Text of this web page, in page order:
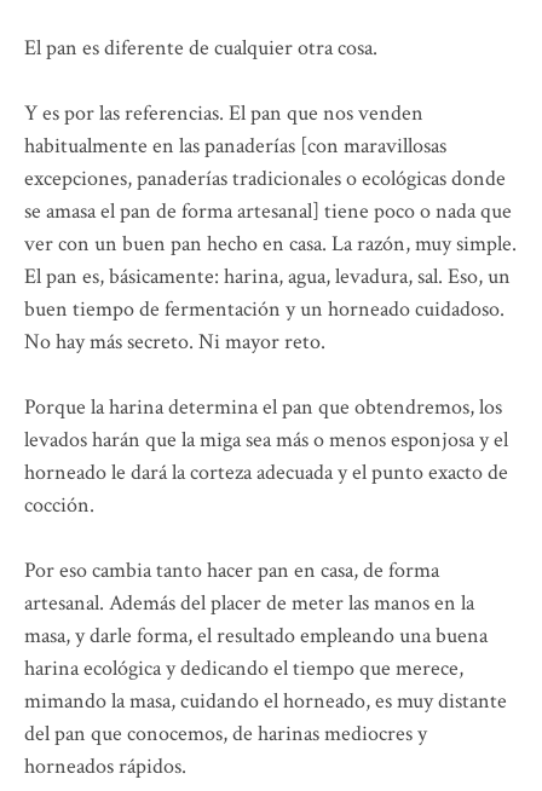
El pan es diferente de cualquier otra cosa.
Y es por las referencias. El pan que nos venden
habitualmente en las panaderías [con maravillosas
excepciones, panaderías tradicionales o ecológicas donde
se amasa el pan de forma artesanal] tiene poco o nada que
ver con un buen pan hecho en casa. La razón, muy simple.
El pan es, básicamente: harina, agua, levadura, sal. Eso, un
buen tiempo de fermentación y un horneado cuidadoso.
No hay más secreto. Ni mayor reto.
Porque la harina determina el pan que obtendremos, los
levados harán que la miga sea más o menos esponjosa y el
horneado le dará la corteza adecuada y el punto exacto de
cocción.
Por eso cambia tanto hacer pan en casa, de forma
artesanal. Además del placer de meter las manos en la
masa, y darle forma, el resultado empleando una buena
harina ecológica y dedicando el tiempo que merece,
mimando la masa, cuidando el horneado, es muy distante
del pan que conocemos, de harinas mediocres y
horneados rápidos.